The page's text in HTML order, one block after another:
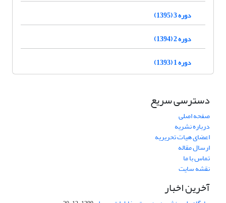
دوره 3 (1395)
دوره 2 (1394)
دوره 1 (1393)
دسترسی سریع
صفحه اصلی
درباره نشریه
اعضای هیات تحریریه
ارسال مقاله
تماس با ما
نقشه سایت
آخرین اخبار